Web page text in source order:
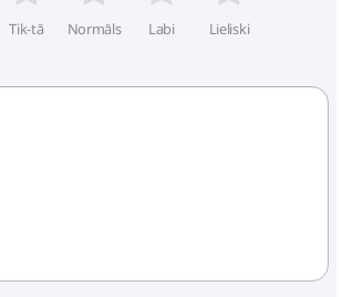
Tik-tā Normāls Labi Lieliski